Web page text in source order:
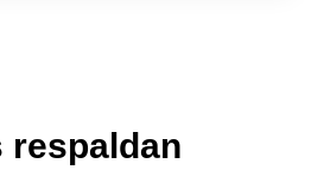
respaldan